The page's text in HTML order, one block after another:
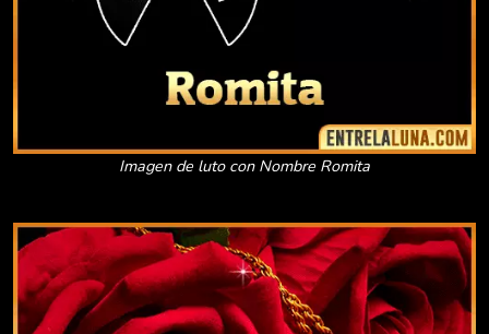
Imagen de luto con Nombre Romita